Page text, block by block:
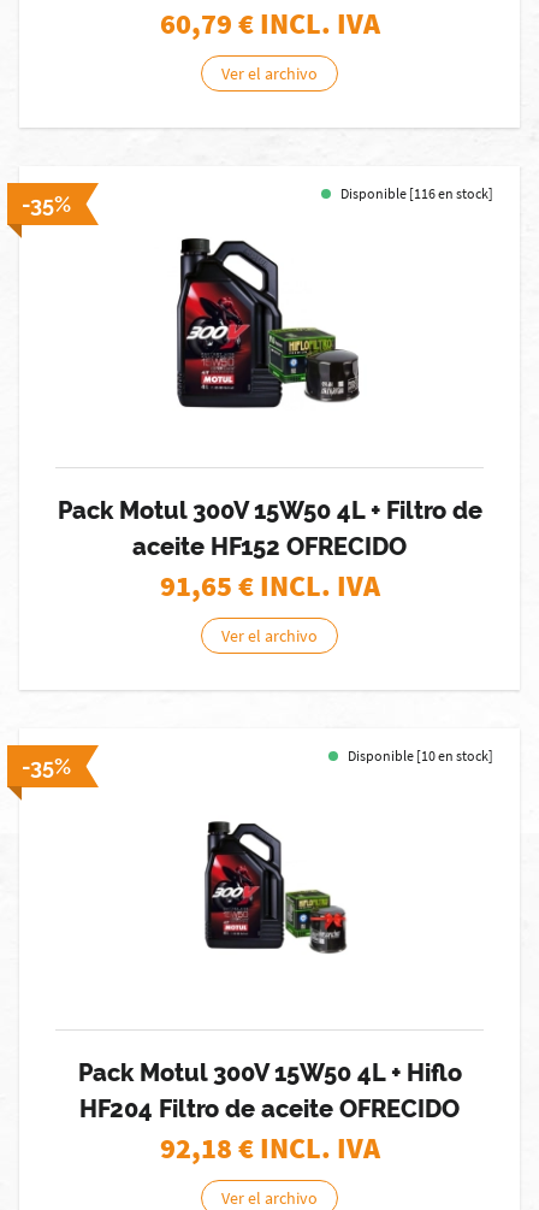
60,79€ INCL. IVA
Ver el archivo
-35% Disponible [116 en stock]
Pack Motul 300V 15W50 4L + Filtro de
aceite HF152 OFRECIDO
91,65€ INCL. IVA
Ver el archivo
-35% Disponible [10 en stock]
Pack Motul 300V 15W50 4L + Hiflo
HF204 Filtro de aceite OFRECIDO
92,18€ INCL. IVA
Ver el archivo